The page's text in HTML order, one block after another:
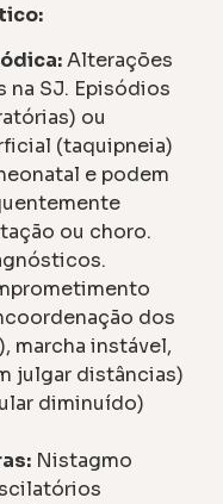
Alterações
na SJ. Episódios
ou
(taquipneia)
e podem
ou choro.
dos
marcha instável,
julgar distâncias)
diminuído)
Nistagmo